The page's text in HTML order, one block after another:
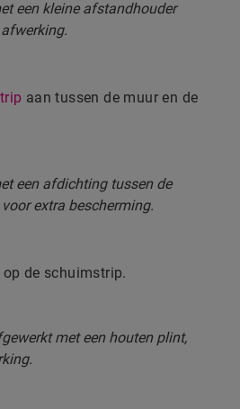
aan tussen de muur en de
op de schuimstrip.